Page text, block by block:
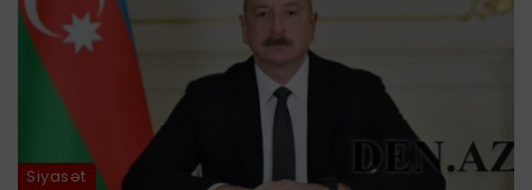
Siyasət